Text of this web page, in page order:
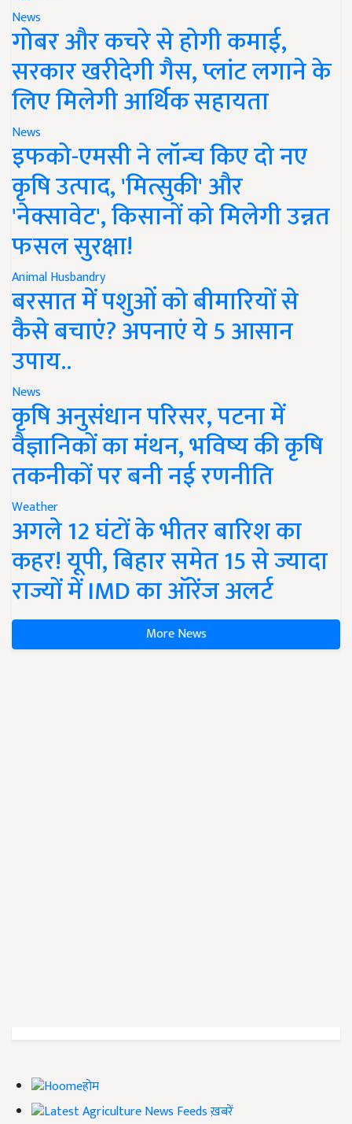
News
गोबर और कचरे से होगी कमाई,
सरकार खरीदेगी गैस, प्लांट लगाने के
लिए मिलेगी आर्थिक सहायता
News
इफको-एमसी ने लॉन्च किए दो नए
कृषि उत्पाद, 'मित्सुकी' और
'नेक्सावेट', किसानों को मिलेगी उन्नत
फसल सुरक्षा!
Animal Husbandry
बरसात में पशुओं को बीमारियों से
कैसे बचाएं? अपनाएं ये 5 आसान
उपाय..
News
कृषि अनुसंधान परिसर, पटना में
वैज्ञानिकों का मंथन, भविष्य की कृषि
तकनीकों पर बनी नई रणनीति
Weather
अगले 12 घंटों के भीतर बारिश का
कहर! यूपी, बिहार समेत 15 से ज्यादा
राज्यों में IMD का ऑरेंज अलर्ट
More News
होम
ख़बरें